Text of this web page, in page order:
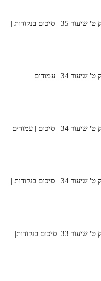
הדף היומי בתע"ס חלק ט' שיעור 35 | סיכום בנקודות |
הדף היומי בתע"ס חלק ט' שיעור 34 | עמודים
הדף היומי בתע"ס חלק ט' שיעור 34 | סיכום | עמודים
הדף היומי בתע"ס חלק ט' שיעור 34 | סיכום בנקודות |
הדף היומי בתע"ס חלק ט' שיעור 33 |סיכום בנקודות|